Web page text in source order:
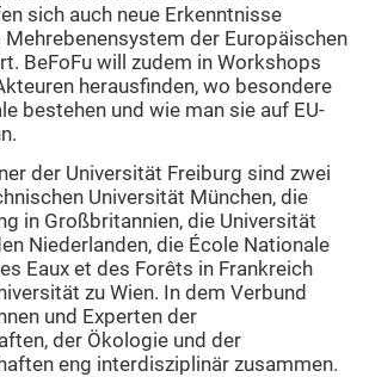
sich auch neue Erkenntnisse
Mehrebenensystem der Europäischen
BeFoFu will zudem in Workshops
herausfinden, wo besondere
bestehen und wie man sie auf EU-
der Universität Freiburg sind zwei
Universität München, die
in Großbritannien, die Universität
Niederlanden, die École Nationale
Eaux et des Forêts in Frankreich
zu Wien. In dem Verbund
und Experten der
der Ökologie und der
eng interdisziplinär zusammen.